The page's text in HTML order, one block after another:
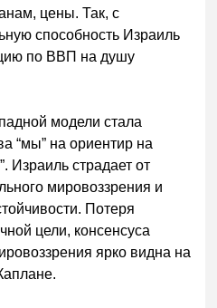
цены. Так, с
способность Израиль
по ВВП на душу
модели стала
“мы” на ориентир на
Израиль страдает от
мировоззрения и
Потеря
цели, консенсуса
ярко видна на